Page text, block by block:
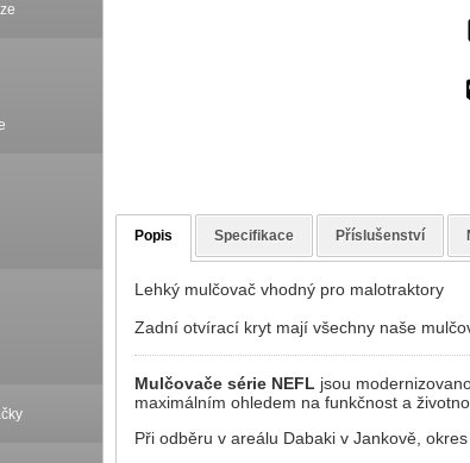
Popis Specifikace Příslušenství
Lehký mulčovač vhodný pro malotraktory
Zadní otvírací kryt mají všechny naše
Mulčovače série NEFL jsou
maximálním ohledem na funkčnost a
Při odběru v areálu Dabaki v Jankově,